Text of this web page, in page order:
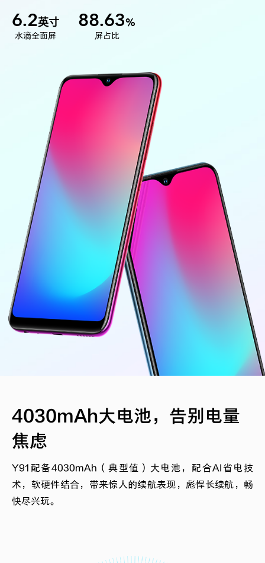
全部S机型
全部Y机型
iQOO Z5
6.2英寸
水滴全面屏
88.63%
屏占比
4030mAh大电池，告别电量
焦虑
Y91配备4030mAh（典型值）大电池，配合AI省电技
术，软硬件结合，带来惊人的续航表现，彪悍长续航，畅
快尽兴玩。